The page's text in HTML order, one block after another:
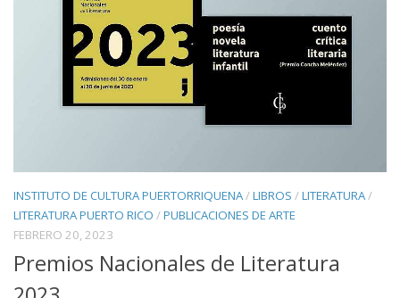
INSTITUTO DE CULTURA PUERTORRIQUENA/LIBROS /LITERATURA/
LITERATURA PUERTO RICO /PUBLICACIONES DE ARTE
FEBRERO 20, 2023
Premios Nacionales de Literatura